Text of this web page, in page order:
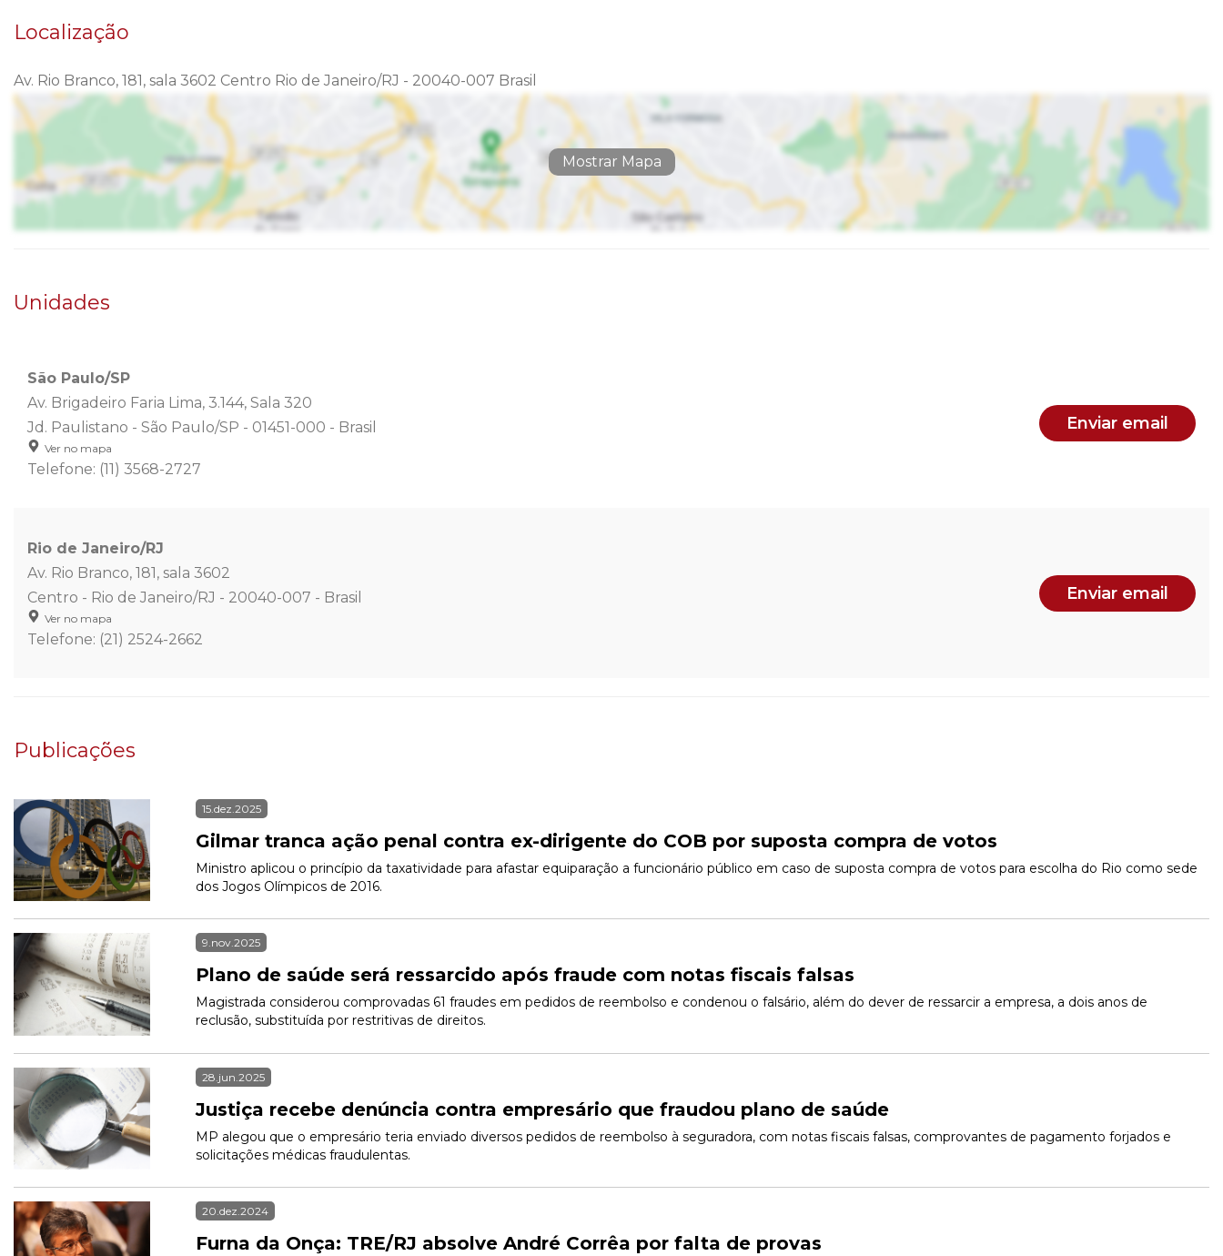
Localização
Av. Rio Branco, 181, sala 3602 Centro Rio de Janeiro/RJ - 20040-007 Brasil
Mostrar Mapa
Unidades
São Paulo/SP
Av. Brigadeiro Faria Lima, 3.144, Sala 320
Jd. Paulistano - São Paulo/SP - 01451-000 - Brasil
Ver no mapa
Telefone: (11) 3568-2727
Enviar email
Rio de Janeiro/RJ
Av. Rio Branco, 181, sala 3602
Centro - Rio de Janeiro/RJ - 20040-007 - Brasil
Ver no mapa
Telefone: (21) 2524-2662
Enviar email
Publicações
15.dez.2025
Gilmar tranca ação penal contra ex-dirigente do COB por suposta compra de votos
Ministro aplicou o princípio da taxatividade para afastar equiparação a funcionário público em caso de suposta compra de votos para escolha do Rio como sede
dos Jogos Olímpicos de 2016.
9.nov.2025
Plano de saúde será ressarcido após fraude com notas fiscais falsas
Magistrada considerou comprovadas 61 fraudes em pedidos de reembolso e condenou o falsário, além do dever de ressarcir a empresa, a dois anos de
reclusão, substituída por restritivas de direitos.
28.jun.2025
Justiça recebe denúncia contra empresário que fraudou plano de saúde
MP alegou que o empresário teria enviado diversos pedidos de reembolso à seguradora, com notas fiscais falsas, comprovantes de pagamento forjados e
solicitações médicas fraudulentas.
20.dez.2024
Furna da Onça: TRE/RJ absolve André Corrêa por falta de provas